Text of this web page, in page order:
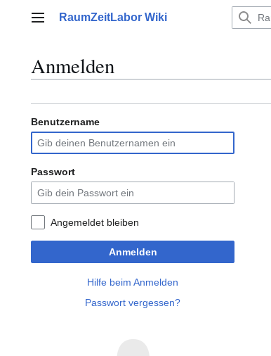
Hauptmenü
RaumZeitLabor Wiki
Anmelden
Benutzername
Passwort
Angemeldet bleiben
Anmelden
Hilfe beim Anmelden
Passwort vergessen?